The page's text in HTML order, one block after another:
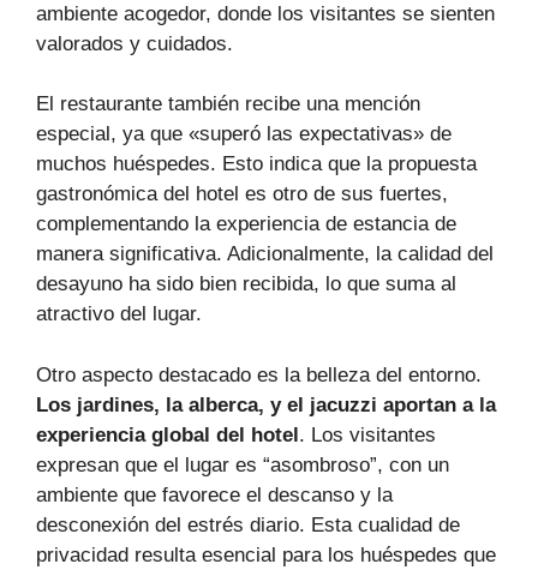
ambiente acogedor, donde los visitantes se sienten
valorados y cuidados.
El restaurante también recibe una mención
especial, ya que «superó las expectativas» de
muchos huéspedes. Esto indica que la propuesta
gastronómica del hotel es otro de sus fuertes,
complementando la experiencia de estancia de
manera significativa. Adicionalmente, la calidad del
desayuno ha sido bien recibida, lo que suma al
atractivo del lugar.
Otro aspecto destacado es la belleza del entorno.
Los jardines, la alberca, y el jacuzzi aportan a la
experiencia global del hotel. Los visitantes
expresan que el lugar es “asombroso”, con un
ambiente que favorece el descanso y la
desconexión del estrés diario. Esta cualidad de
privacidad resulta esencial para los huéspedes que